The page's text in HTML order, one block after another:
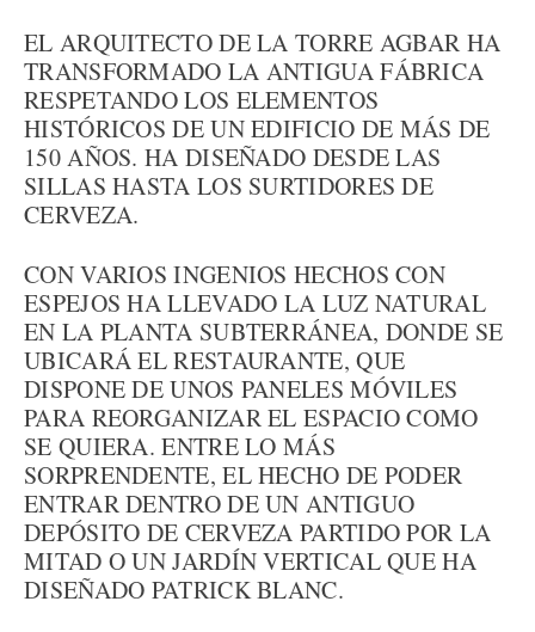
EL ARQUITECTO DE LA TORRE AGBAR HA
TRANSFORMADO LA ANTIGUA FÁBRICA
RESPETANDO LOS ELEMENTOS
HISTÓRICOS DE UN EDIFICIO DE MÁS DE
150 AÑOS. HA DISEÑADO DESDE LAS
SILLAS HASTA LOS SURTIDORES DE
CERVEZA.
CON VARIOS INGENIOS HECHOS CON
ESPEJOS HA LLEVADO LA LUZ NATURAL
EN LA PLANTA SUBTERRÁNEA, DONDE SE
UBICARÁ EL RESTAURANTE, QUE
DISPONE DE UNOS PANELES MÓVILES
PARA REORGANIZAR EL ESPACIO COMO
SE QUIERA. ENTRE LO MÁS
SORPRENDENTE, EL HECHO DE PODER
ENTRAR DENTRO DE UN ANTIGUO
DEPÓSITO DE CERVEZA PARTIDO POR LA
MITAD O UN JARDÍN VERTICAL QUE HA
DISEÑADO PATRICK BLANC.